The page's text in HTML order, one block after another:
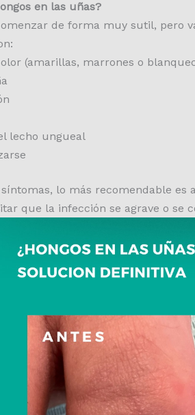
en las uñas?
de forma muy sutil, pero
(amarillas, marrones o
lecho ungueal
lo más recomendable
que la infección se agrave o se